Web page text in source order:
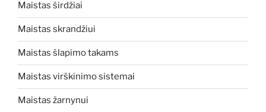
Maistas širdžiai
Maistas skrandžiui
Maistas šlapimo takams
Maistas virškinimo sistemai
Maistas žarnynui